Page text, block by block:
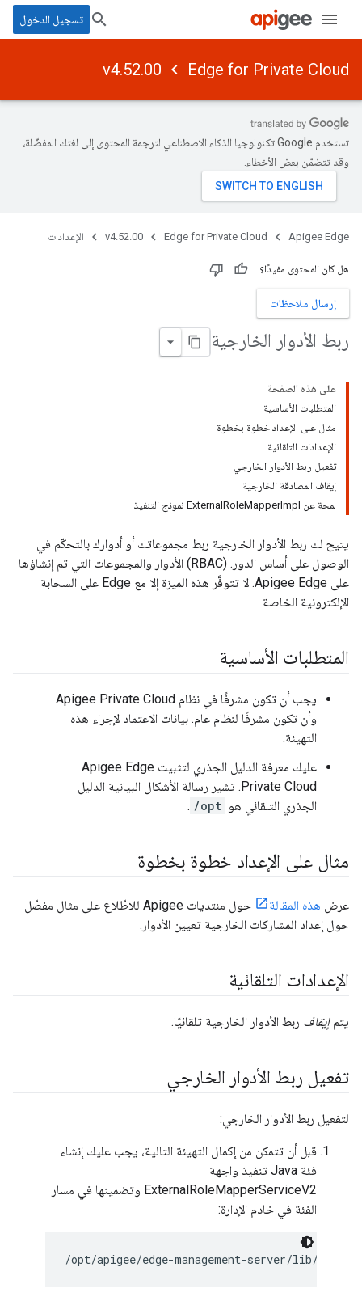
تسجيل الدخول
Edge for Private Cloud
v4.52.00
تستخدم Google تكنولوجيا الذكاء الاصطناعي لترجمة المحتوى إلى لغتك المفضّلة،
وقد تتضمّن بعض الأخطاء.
Apigee Edge
Edge for Private Cloud
v4.52.00 الإعدادات
هل كان المحتوى مفيدًا؟
إرسال ملاحظات
ربط الأدوار الخارجية
على هذه الصفحة
المتطلبات الأساسية
مثال على الإعداد خطوة بخطوة
الإعدادات التلقائية
تفعيل ربط الأدوار الخارجي
إيقاف المصادقة الخارجية
لمحة عن ExternalRoleMapperImpl نموذج التنفيذ
يتيح لك ربط الأدوار الخارجية ربط مجموعاتك أو أدوارك بالتحكّم في
الوصول على أساس الدور. (RBAC) الأدوار والمجموعات التي تم إنشاؤها
على Apigee Edge. لا تتوفَّر هذه الميزة إلا مع Edge على السحابة
الإلكترونية الخاصة
المتطلبات الأساسية
يجب أن تكون مشرفًا في نظام Apigee Private Cloud
وأن تكون مشرفًا لنظام عام. بيانات الاعتماد لإجراء هذه
التهيئة.
عليك معرفة الدليل الجذري لتثبيت Apigee Edge
Private Cloud. تشير رسالة الأشكال البيانية الدليل
الجذري التلقائي هو /opt
.
مثال على الإعداد خطوة بخطوة
عرض هذه المقالة
حول منتديات Apigee للاطّلاع على مثال مفصّل
حول إعداد المشاركات الخارجية تعيين الأدوار.
الإعدادات التلقائية
يتمإيقاف ربط الأدوار الخارجية تلقائيًا.
تفعيل ربط الأدوار الخارجي
لتفعيل ربط الأدوار الخارجي:
قبل أن تتمكن من إكمال التهيئة التالية، يجب عليك إنشاء
فئة Java تنفيذ واجهة
ExternalRoleMapperServiceV2 وتضمينها في مسار
الفئة في خادم الإدارة:
/opt/apigee/edge-management-server/lib/